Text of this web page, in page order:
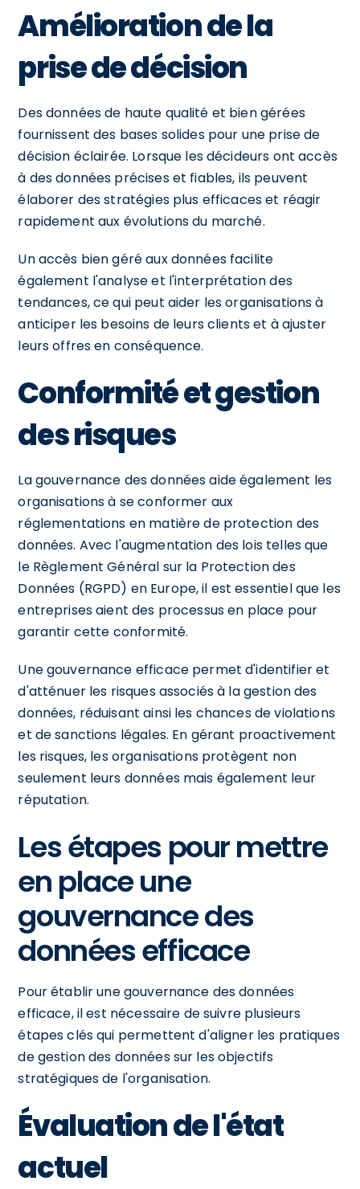
Amélioration de la
prise de décision
Des données de haute qualité et bien gérées
fournissent des bases solides pour une prise de
décision éclairée. Lorsque les décideurs ont accès
à des données précises et fiables, ils peuvent
élaborer des stratégies plus efficaces et réagir
rapidement aux évolutions du marché.
Un accès bien géré aux données facilite
également l'analyse et l'interprétation des
tendances, ce qui peut aider les organisations à
anticiper les besoins de leurs clients et à ajuster
leurs offres en conséquence.
Conformité et gestion
des risques
La gouvernance des données aide également les
organisations à se conformer aux
réglementations en matière de protection des
données. Avec l'augmentation des lois telles que
le Règlement Général sur la Protection des
Données (RGPD) en Europe, il est essentiel que les
entreprises aient des processus en place pour
garantir cette conformité.
Une gouvernance efficace permet d'identifier et
d'atténuer les risques associés à la gestion des
données, réduisant ainsi les chances de violations
et de sanctions légales. En gérant proactivement
les risques, les organisations protègent non
seulement leurs données mais également leur
réputation.
Les étapes pour mettre
en place une
gouvernance des
données efficace
Pour établir une gouvernance des données
efficace, il est nécessaire de suivre plusieurs
étapes clés qui permettent d'aligner les pratiques
de gestion des données sur les objectifs
stratégiques de l'organisation.
Évaluation de l'état
actuel